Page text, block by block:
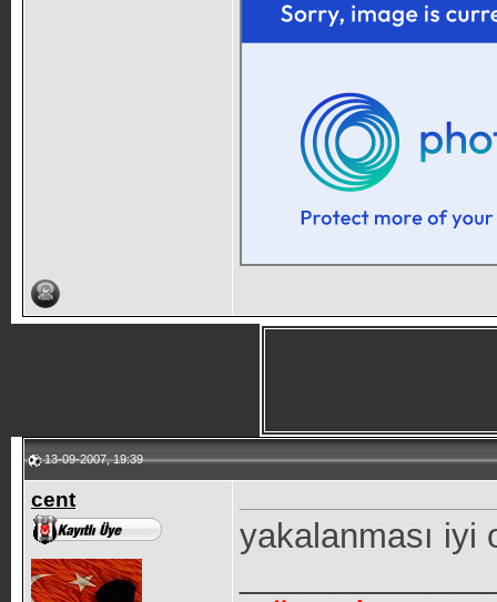
13-09-2007, 19:39
cent
yakalanması iyi